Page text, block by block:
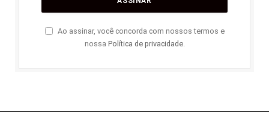
Ao assinar, você concorda com nossos termos e
nossa Política de privacidade.